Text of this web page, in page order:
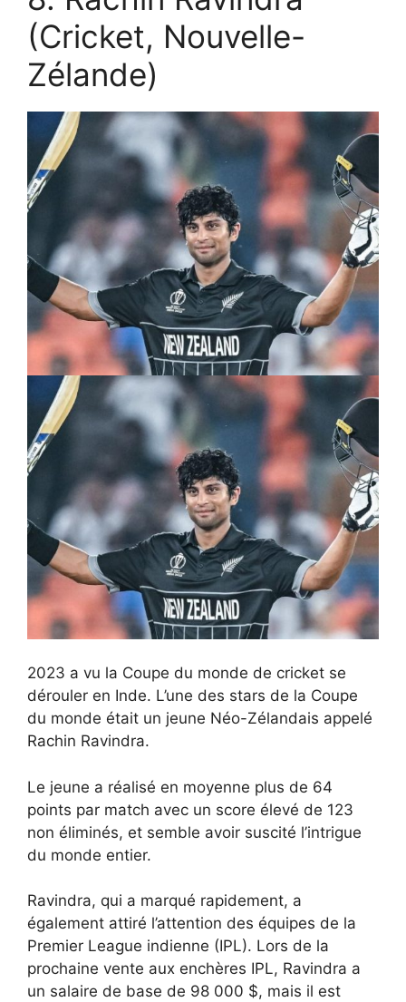
(Cricket, Nouvelle-
Zélande)
2023 a vu la Coupe du monde de cricket se
dérouler en Inde. L’une des stars de la Coupe
du monde était un jeune Néo-Zélandais appelé
Rachin Ravindra.
Le jeune a réalisé en moyenne plus de 64
points par match avec un score élevé de 123
non éliminés, et semble avoir suscité l’intrigue
du monde entier.
Ravindra, qui a marqué rapidement, a
également attiré l’attention des équipes de la
Premier League indienne (IPL). Lors de la
prochaine vente aux enchères IPL, Ravindra a
un salaire de base de 98 000 $, mais il est